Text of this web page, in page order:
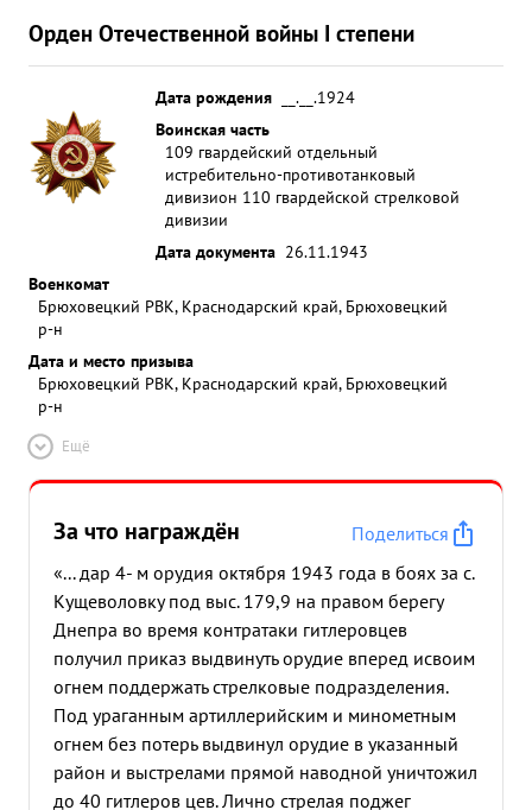
Орден Отечественной войны I степени
Дата рождения
__.__.1924
Воинская часть
109 гвардейский отдельный
истребительно-противотанковый
дивизион 110 гвардейской стрелковой
дивизии
Дата документа 26.11.1943
Военкомат
Брюховецкий РВК, Краснодарский край, Брюховецкий
р-н
Дата и место призыва
Брюховецкий РВК, Краснодарский край, Брюховецкий
р-н
Ещё
За что награждён
Поделиться
«... дар 4- м орудия октября 1943 года в боях за с.
Кущеволовку под выс. 179,9 на правом берегу
Днепра во время контратаки гитлеровцев
получил приказ выдвинуть орудие вперед исвоим
огнем поддержать стрелковые подразделения.
Под ураганным артиллерийским и минометным
огнем без потерь выдвинул орудие в указанный
район и выстрелами прямой наводной уничтожил
до 40 гитлеров цев. Лично стрелая поджег